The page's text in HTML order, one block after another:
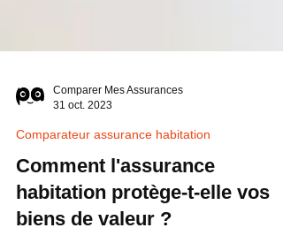
Comparer Mes Assurances
Comparateur assurance habitation
Comment l'assurance
habitation protège-t-elle vos